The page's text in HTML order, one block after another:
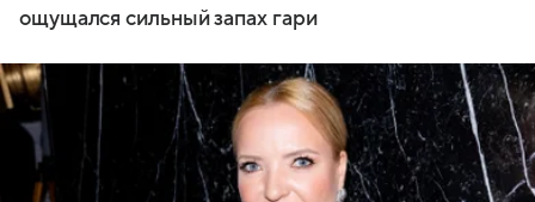
ощущался сильный запах гари